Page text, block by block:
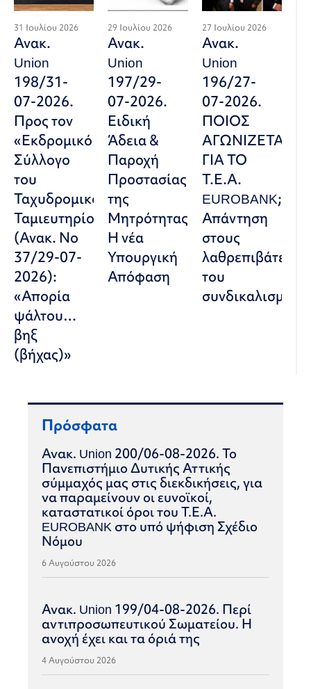
31 Ιουλίου 2026
Ανακ.
Union
198/31-
07-2026.
Προς τον
«Εκδρομικό
Σύλλογο
του
Ταχυδρομικού
Ταμιευτηρίου»
(Ανακ. Νο
37/29-07-
2026):
«Απορία
ψάλτου…
βηξ
(βήχας)»
29 Ιουλίου 2026
Ανακ.
Union
197/29-
07-2026.
Ειδική
Άδεια &
Παροχή
Προστασίας
της
Μητρότητας:
Η νέα
Υπουργική
Απόφαση
27 Ιουλίου 2026
Ανακ.
Union
196/27-
07-2026.
ΠΟΙΟΣ
ΑΓΩΝΙΖΕΤΑΙ
ΓΙΑ ΤΟ
Τ.Ε.Α.
EUROBANK;
Απάντηση
στους
λαθρεπιβάτες
του
συνδικαλισμού
Πρόσφατα
Ανακ. Union 200/06-08-2026. Το
Πανεπιστήμιο Δυτικής Αττικής
σύμμαχός μας στις διεκδικήσεις, για
να παραμείνουν οι ευνοϊκοί,
καταστατικοί όροι του Τ.Ε.Α.
EUROBANK στο υπό ψήφιση Σχέδιο
Νόμου
6 Αυγούστου 2026
Ανακ. Union 199/04-08-2026. Περί
αντιπροσωπευτικού Σωματείου. Η
ανοχή έχει και τα όριά της
4 Αυγούστου 2026